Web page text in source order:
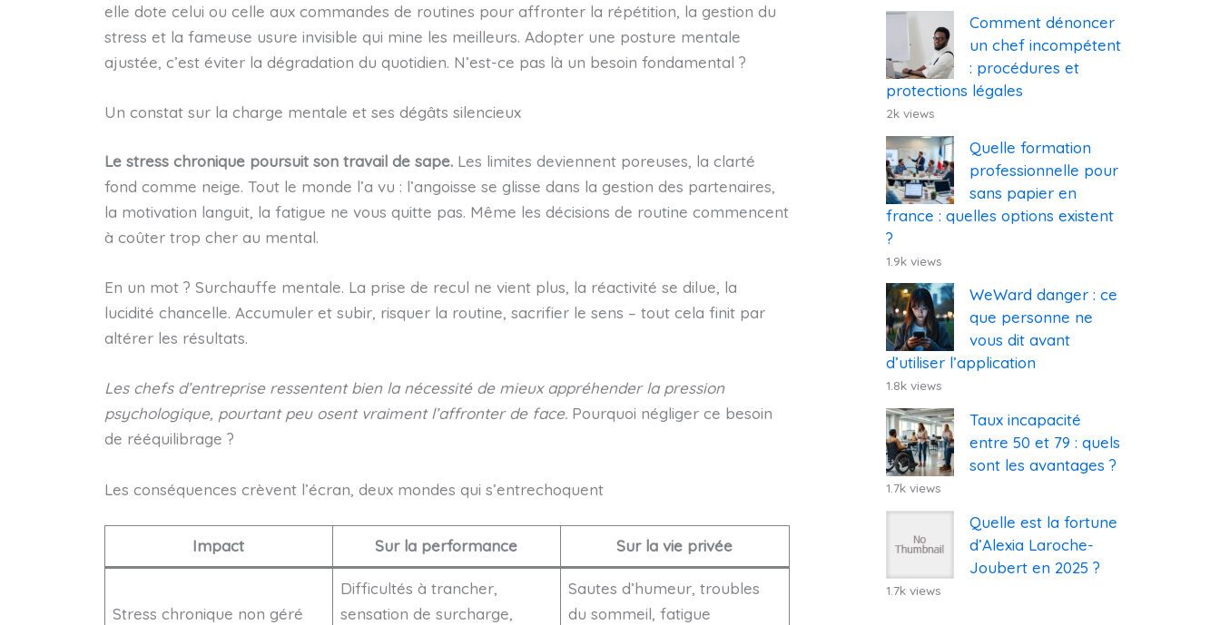
elle dote celui ou celle aux commandes de routines pour affronter la répétition, la gestion du
stress et la fameuse usure invisible qui mine les meilleurs. Adopter une posture mentale
ajustée, c’est éviter la dégradation du quotidien. N’est-ce pas là un besoin fondamental ?
Un constat sur la charge mentale et ses dégâts silencieux
Le stress chronique poursuit son travail de sape.Les limites deviennent poreuses, la clarté
fond comme neige. Tout le monde l’a vu : l’angoisse se glisse dans la gestion des partenaires,
la motivation languit, la fatigue ne vous quitte pas. Même les décisions de routine commencent
à coûter trop cher au mental.
En un mot ? Surchauffe mentale. La prise de recul ne vient plus, la réactivité se dilue, la
lucidité chancelle. Accumuler et subir, risquer la routine, sacrifier le sens – tout cela finit par
altérer les résultats.
Les chefs d’entreprise ressentent bien la nécessité de mieux appréhender la pression
psychologique, pourtant peu osent vraiment l’affronter de face.Pourquoi négliger ce besoin
de rééquilibrage ?
Les conséquences crèvent l’écran, deux mondes qui s’entrechoquent
Impact Sur la performance Sur la vie privée
Stress chronique non géré
Difficultés à trancher,
sensation de surcharge,
Sautes d’humeur, troubles
du sommeil, fatigue
Comment dénoncer
un chef incompétent
: procédures et
protections légales
2k views
Quelle formation
professionnelle pour
sans papier en
france : quelles options existent
?
1.9k views
WeWard danger : ce
que personne ne
vous dit avant
d’utiliser l’application
1.8k views
Taux incapacité
entre 50 et 79 : quels
sont les avantages ?
1.7k views
Quelle est la fortune
d’Alexia Laroche-
Joubert en 2025 ?
1.7k views